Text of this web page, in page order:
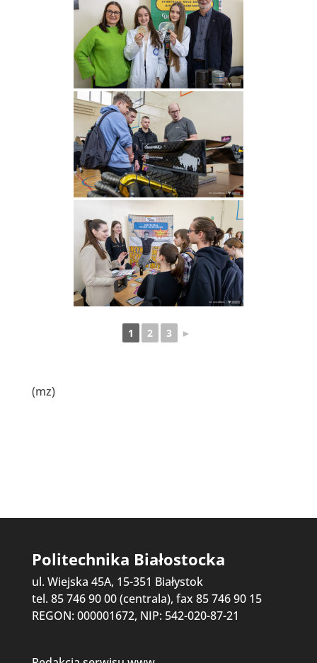
1 2 3 ►
(mz)
Politechnika Białostocka
ul. Wiejska 45A, 15-351 Białystok
tel. 85 746 90 00 (centrala), fax 85 746 90 15
REGON: 000001672, NIP: 542-020-87-21